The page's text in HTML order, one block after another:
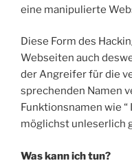
eine manipulierte
Diese Form des
Webseiten auch
der Angreifer für die
sprechenden Namen
Funktionsnamen wie “
möglichst unleserlich
Was kann ich tun?